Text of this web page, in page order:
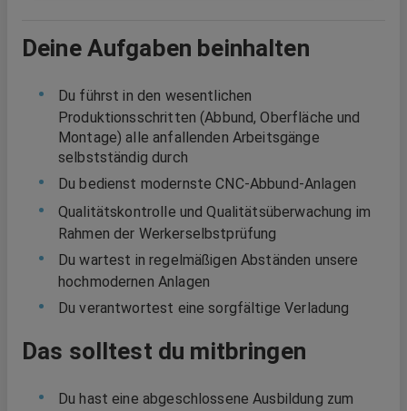
Deine Aufgaben beinhalten
Du führst in den wesentlichen
Produktionsschritten (Abbund, Oberfläche und
Montage) alle anfallenden Arbeitsgänge
selbstständig durch
Du bedienst modernste CNC-Abbund-Anlagen
Qualitätskontrolle und Qualitätsüberwachung im
Rahmen der Werker­selbstprüfung
Du wartest in regelmäßigen Abständen unsere
hochmodernen Anlagen
Du verantwortest eine sorgfältige Verladung
Das solltest du mitbringen
Du hast eine abgeschlossene Ausbildung zum